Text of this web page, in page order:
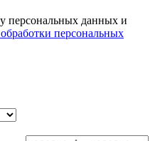
персональных данных и
персональных